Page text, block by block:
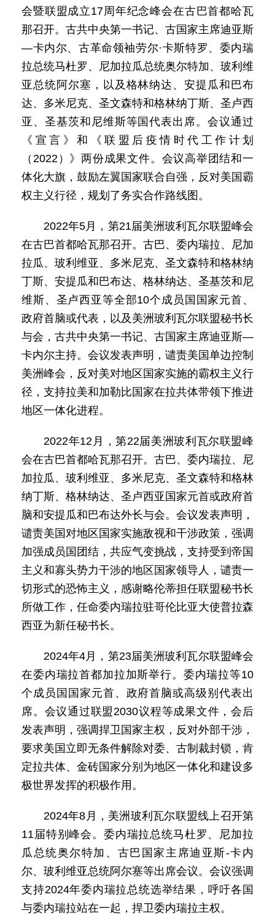
会暨联盟成立17周年纪念峰会在古巴首都哈瓦
那召开。古共中央第一书记、古国家主席迪亚斯
—卡内尔、古革命领袖劳尔·卡斯特罗、委内瑞
拉总统马杜罗、尼加拉瓜总统奥尔特加、玻利维
亚总统阿尔塞，以及格林纳达、安提瓜和巴布
达、多米尼克、圣文森特和格林纳丁斯、圣卢西
亚、圣基茨和尼维斯等国代表出席。会议通过
《宣言》和《联盟后疫情时代工作计划
（2022）》两份成果文件。会议高举团结和一
体化大旗，鼓励左翼国家联合自强，反对美国霸
权主义行径，规划了务实合作路线图。
2022年5月，第21届美洲玻利瓦尔联盟峰会
在古巴首都哈瓦那召开。古巴、委内瑞拉、尼加
拉瓜、玻利维亚、多米尼克、圣文森特和格林纳
丁斯、安提瓜和巴布达、格林纳达、圣基茨和尼
维斯、圣卢西亚等全部10个成员国国家元首、
政府首脑或代表，以及美洲玻利瓦尔联盟秘书长
与会，古共中央第一书记、古国家主席迪亚斯—
卡内尔主持。会议发表声明，谴责美国单边控制
美洲峰会，反对美对地区国家实施的霸权主义行
径，支持拉美和加勒比国家在拉共体带领下推进
地区一体化进程。
2022年12月，第22届美洲玻利瓦尔联盟峰
会在古巴首都哈瓦那召开。古巴、委内瑞拉、尼
加拉瓜、玻利维亚、多米尼克、圣文森特和格林
纳丁斯、格林纳达、圣卢西亚国家元首或政府首
脑和安提瓜和巴布达外长与会。会议发表声明，
谴责美国对地区国家实施敌视和干涉政策，强调
加强成员国团结，共应气变挑战，支持受到帝国
主义和寡头势力干涉的地区国家领导人，谴责一
切形式的恐怖主义，感谢略伦蒂担任联盟秘书长
所做工作，任命委内瑞拉驻哥伦比亚大使普拉森
西亚为新任秘书长。
2024年4月，第23届美洲玻利瓦尔联盟峰会
在委内瑞拉首都加拉加斯举行。委内瑞拉等10
个成员国国家元首、政府首脑或高级别代表出
席。会议通过联盟2030议程等成果文件，会后
发表声明，强调捍卫国家主权，反对外部干涉，
要求美国立即无条件解除对委、古制裁封锁，肯
定拉共体、金砖国家分别为地区一体化和建设多
极世界发挥的积极作用。
2024年8月，美洲玻利瓦尔联盟线上召开第
11届特别峰会。委内瑞拉总统马杜罗、尼加拉
瓜总统奥尔特加、古巴国家主席迪亚斯-卡内
尔、玻利维亚总统阿尔塞等出席会议。会议强调
支持2024年委内瑞拉总统选举结果，呼吁各国
与委内瑞拉站在一起，捍卫委内瑞拉主权。